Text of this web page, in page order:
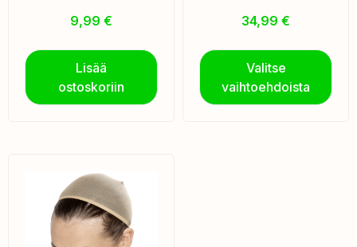
9,99 €
Lisää
ostoskoriin
34,99 €
Valitse
vaihtoehdoista